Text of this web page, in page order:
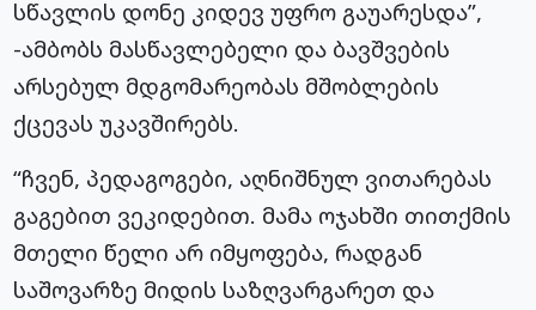
სწავლის დონე კიდევ უფრო გაუარესდა”,
-ამბობს მასწავლებელი და ბავშვების
არსებულ მდგომარეობას მშობლების
ქცევას უკავშირებს.
“ჩვენ, პედაგოგები, აღნიშნულ ვითარებას
გაგებით ვეკიდებით. მამა ოჯახში თითქმის
მთელი წელი არ იმყოფება, რადგან
საშოვარზე მიდის საზღვარგარეთ და